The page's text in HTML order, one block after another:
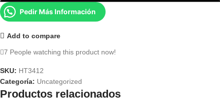
Pedir Más Información
Add to compare
7 People watching this product now!
SKU: HT3412
Categoría: Uncategorized
Productos relacionados